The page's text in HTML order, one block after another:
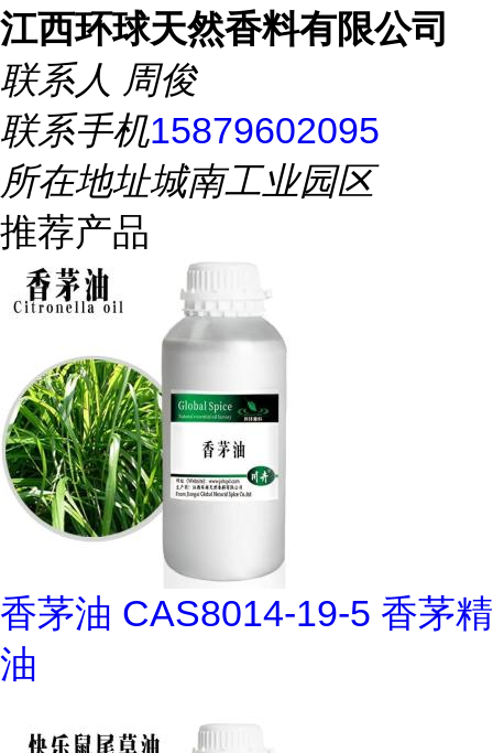
江西环球天然香料有限公司
联系人 周俊
联系手机15879602095
所在地址城南工业园区
推荐产品
香茅油 CAS8014-19-5 香茅精
油